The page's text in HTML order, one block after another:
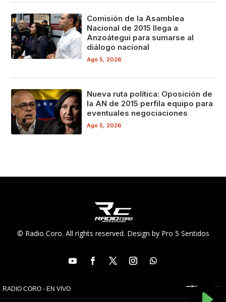
Comisión de la Asamblea
Nacional de 2015 llega a
Anzoátegui para sumarse al
diálogo nacional
Ago 5, 2026
Nueva ruta política: Oposición de
la AN de 2015 perfila equipo para
eventuales negociaciones
Ago 5, 2026
© Radio Coro. All rights reserved. Design by Pro 5 Sentidos